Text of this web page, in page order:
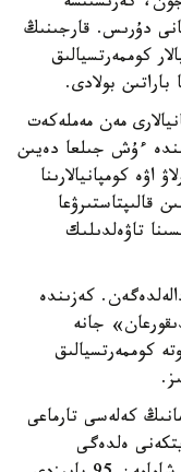
دۇرىس. قارجىنىڭ
كوممەرتسيالىق
بولادى.
مەن مەملەكەت
ءۇش جىلعا دەيىن
كومپانيالارىنا
قالىپتاستىرۋعا
تاۋەلدىلىك
كەزىندە
جانە
كوممەرتسيالىق
كەلەسى تارماعى
ەلدەگى